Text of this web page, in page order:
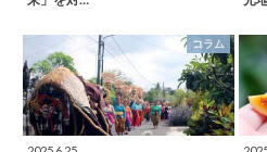
コラム